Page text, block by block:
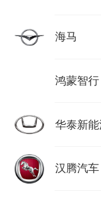
海马
鸿蒙智行
华泰新
汉腾汽车